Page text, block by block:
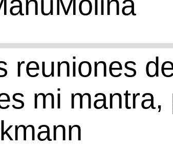
reuniones
mi mantra,